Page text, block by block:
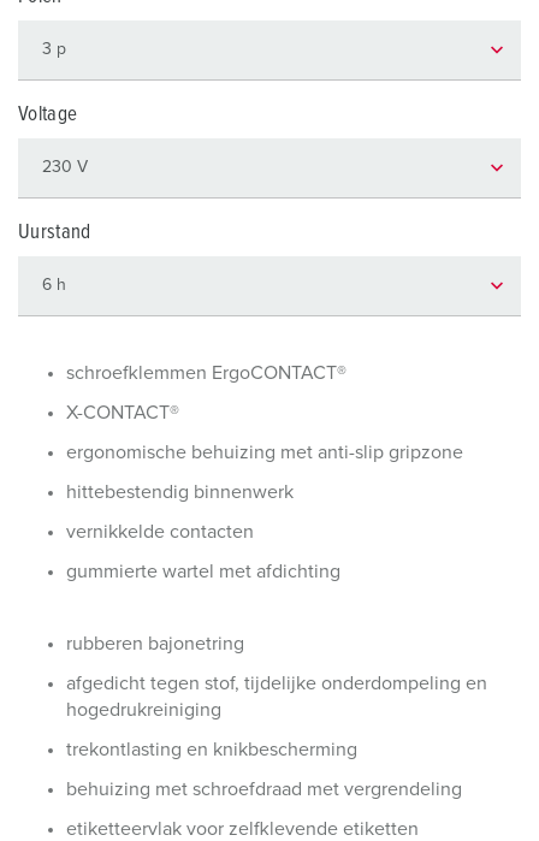
Voltage
Uurstand
schroefklemmen ErgoCONTACT®
X-CONTACT®
ergonomische behuizing met anti-slip gripzone
hittebestendig binnenwerk
vernikkelde contacten
gummierte wartel met afdichting
rubberen bajonetring
afgedicht tegen stof, tijdelijke onderdompeling en
hogedrukreiniging
trekontlasting en knikbescherming
behuizing met schroefdraad met vergrendeling
etiketteervlak voor zelfklevende etiketten